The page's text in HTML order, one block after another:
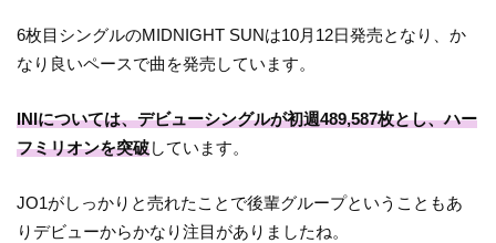
6枚目シングルのMIDNIGHT SUNは10月12日発売となり、か
なり良いペースで曲を発売しています。
INIについては、デビューシングルが初週489,587枚とし、ハー
フミリオンを突破しています。
JO1がしっかりと売れたことで後輩グループということもあ
りデビューからかなり注目がありましたね。